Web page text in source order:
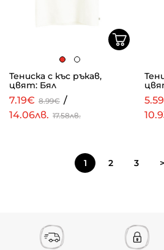
Тениска с къс ръкав,
цвят: Бял
7.19€ 8.99€ /
14.06лв. 17.58лв.
1 2 3 >